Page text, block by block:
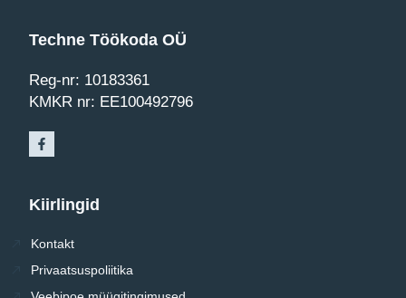
Techne Töökoda OÜ
Reg-nr: 10183361
KMKR nr: EE100492796
Kiirlingid
Kontakt
Privaatsuspoliitika